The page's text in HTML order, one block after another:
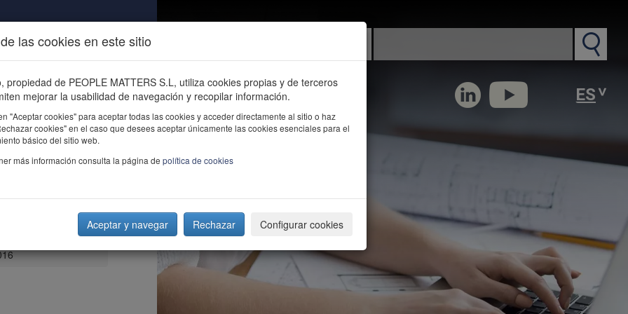
ÚNETE CONTACTO
35 se
las cookies en este sitio
propiedad de PEOPLE MATTERS S.L, utiliza cookies propias y de terceros
mejorar la usabilidad de navegación y recopilar información.
"Aceptar cookies" para aceptar todas las cookies y acceder directamente al sitio o haz
cookies" en el caso que desees aceptar únicamente las cookies esenciales para el
básico del sitio web.
más información consulta la página de política de cookies
Aceptar y navegar Rechazar Configurar cookies